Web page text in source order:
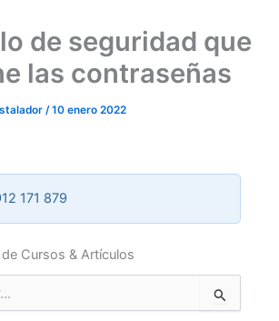
de seguridad que
las contraseñas
/10 enero 2022
171 879
Cursos & Artículos